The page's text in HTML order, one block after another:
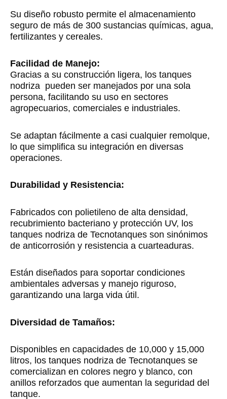
Su diseño robusto permite el almacenamiento
seguro de más de 300 sustancias químicas, agua,
fertilizantes y cereales.
Facilidad de Manejo:
Gracias a su construcción ligera, los tanques
nodriza pueden ser manejados por una sola
persona, facilitando su uso en sectores
agropecuarios, comerciales e industriales.
Se adaptan fácilmente a casi cualquier remolque,
lo que simplifica su integración en diversas
operaciones.
Durabilidad y Resistencia:
Fabricados con polietileno de alta densidad,
recubrimiento bacteriano y protección UV, los
tanques nodriza de Tecnotanques son sinónimos
de anticorrosión y resistencia a cuarteaduras.
Están diseñados para soportar condiciones
ambientales adversas y manejo riguroso,
garantizando una larga vida útil.
Diversidad de Tamaños:
Disponibles en capacidades de 10,000 y 15,000
litros, los tanques nodriza de Tecnotanques se
comercializan en colores negro y blanco, con
anillos reforzados que aumentan la seguridad del
tanque.